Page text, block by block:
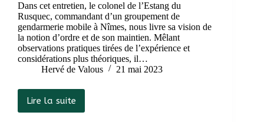
Dans cet entretien, le colonel de l’Estang du
Rusquec, commandant d’un groupement de
gendarmerie mobile à Nîmes, nous livre sa vision de
la notion d’ordre et de son maintien. Mêlant
observations pratiques tirées de l’expérience et
considérations plus théoriques, il…
Hervé de Valous
21 mai 2023
Lire la suite
Entretien
avec